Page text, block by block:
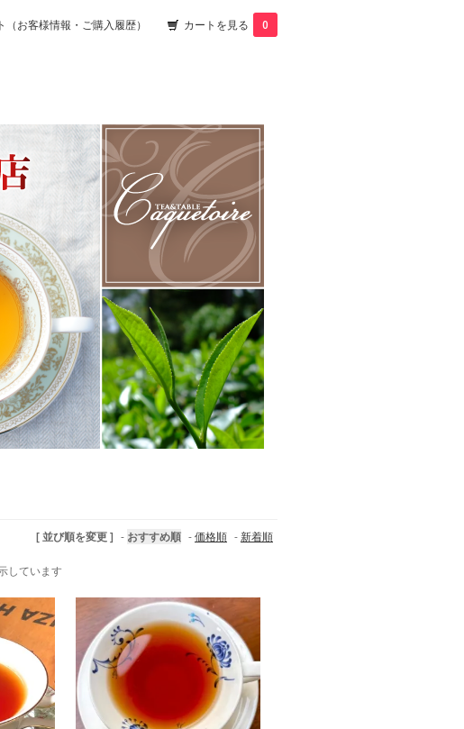
（お客様情報・ご購入履歴） カートを見る 0
[ 並び順を変更 ] - おすすめ順 -価格順 -新着順
しています